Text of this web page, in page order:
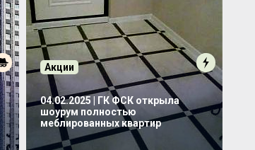
Акции
04.02.2025 | ГК ФСК открыла
шоурум полностью
меблированных квартир